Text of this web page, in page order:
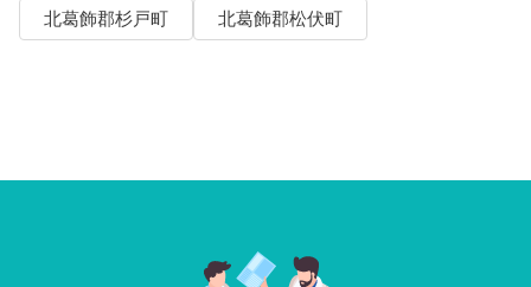
北葛飾郡杉戸町
北葛飾郡松伏町